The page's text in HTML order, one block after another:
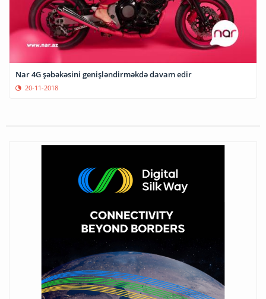
Nar 4G şəbəkəsini genişləndirməkdə davam edir
20-11-2018